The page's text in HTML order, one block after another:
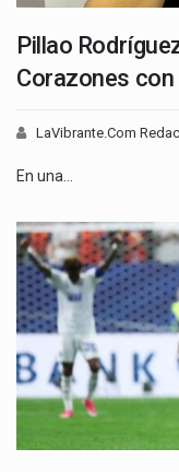
Pillao
Corazones con
LaVibrante.Com
En una…